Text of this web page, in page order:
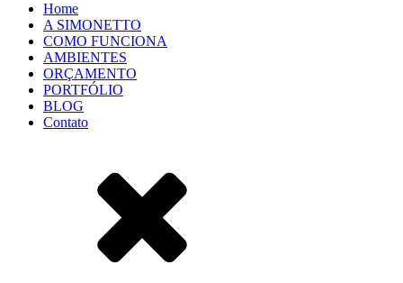
Home
A SIMONETTO
COMO FUNCIONA
AMBIENTES
ORÇAMENTO
PORTFÓLIO
BLOG
Contato